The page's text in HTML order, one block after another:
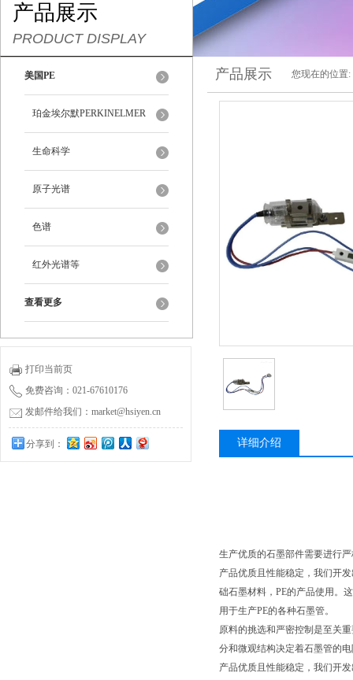
产品展示
PRODUCT DISPLAY
美国PE
珀金埃尔默PERKINELMER
生命科学
原子光谱
色谱
红外光谱等
查看更多
打印当前页
免费咨询：021-67610176
发邮件给我们：market@hsiyen.cn
分享到：
产品展示 您现在的位置:
详细介绍
生产优质的石墨部件需要进行
产品优质且性能稳定，我们开
础石墨材料，PE的产品使用。
用于生产PE的各种石墨管。
原料的挑选和严密控制是至关
分和微观结构决定着石墨管的
产品优质且性能稳定，我们开